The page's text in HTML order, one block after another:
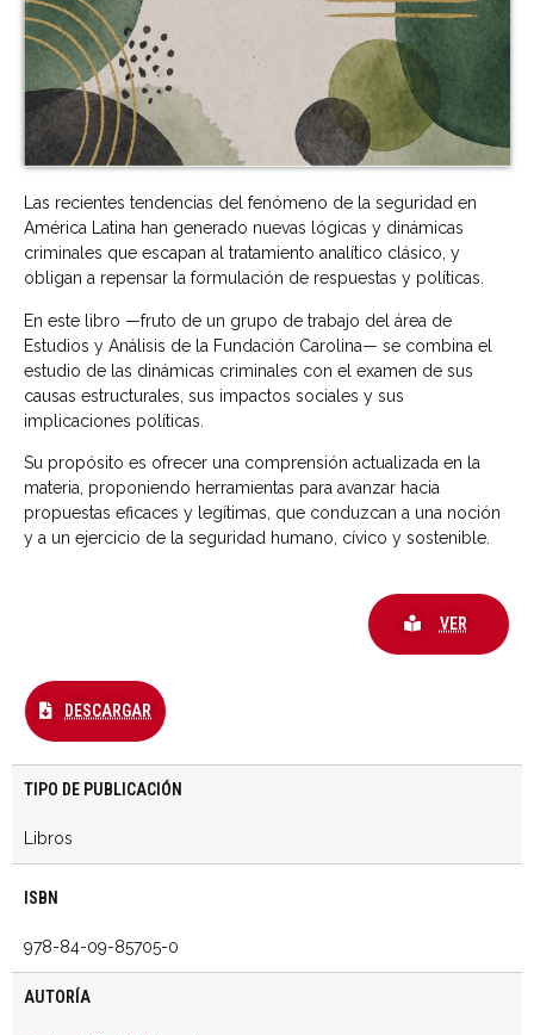
Las recientes tendencias del fenómeno de la seguridad en
América Latina han generado nuevas lógicas y dinámicas
criminales que escapan al trata­miento analítico clásico, y
obligan a repensar la formulación de respuestas y políticas.
En este libro —fruto de un grupo de trabajo del área de
Estudios y Análisis de la Fundación Carolina— se combina el
estudio de las dinámicas criminales con el examen de sus
causas estructurales, sus impactos sociales y sus
implicaciones políticas.
Su propósito es ofrecer una comprensión actualizada en la
materia, proponiendo herramientas para avanzar hacia
propuestas eficaces y legítimas, que conduzcan a una noción
y a un ejercicio de la seguridad humano, cívico y sostenible.
VER
DESCARGAR
TIPO DE PUBLICACIÓN
Libros
ISBN
978-84-09-85705-0
AUTORÍA